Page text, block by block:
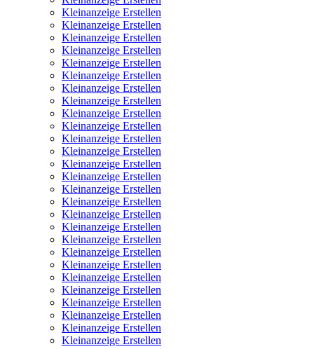
Kleinanzeige Erstellen
Kleinanzeige Erstellen
Kleinanzeige Erstellen
Kleinanzeige Erstellen
Kleinanzeige Erstellen
Kleinanzeige Erstellen
Kleinanzeige Erstellen
Kleinanzeige Erstellen
Kleinanzeige Erstellen
Kleinanzeige Erstellen
Kleinanzeige Erstellen
Kleinanzeige Erstellen
Kleinanzeige Erstellen
Kleinanzeige Erstellen
Kleinanzeige Erstellen
Kleinanzeige Erstellen
Kleinanzeige Erstellen
Kleinanzeige Erstellen
Kleinanzeige Erstellen
Kleinanzeige Erstellen
Kleinanzeige Erstellen
Kleinanzeige Erstellen
Kleinanzeige Erstellen
Kleinanzeige Erstellen
Kleinanzeige Erstellen
Kleinanzeige Erstellen
Kleinanzeige Erstellen